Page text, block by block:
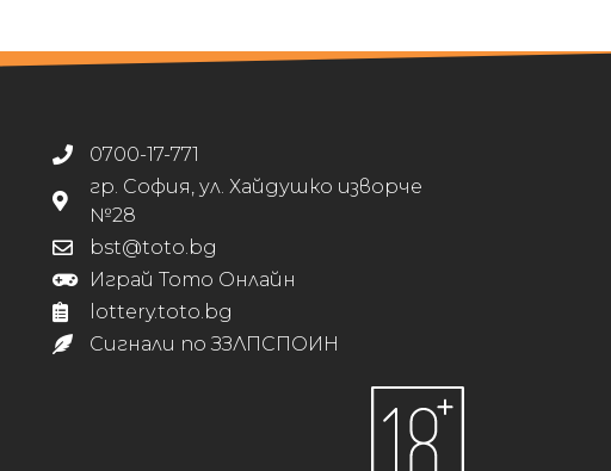
0700-17-771
гр. София, ул. Хайдушко изворче
№28
bst@toto.bg
Играй Тото Онлайн
lottery.toto.bg
Сигнали по ЗЗЛПСПОИН